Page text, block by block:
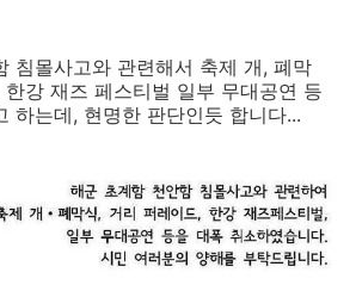
침몰사고와 관련해서 축제 개, 폐막
강 재즈 페스티벌 일부 무대공연 등
하는데, 현명한 판단인듯 합니다...